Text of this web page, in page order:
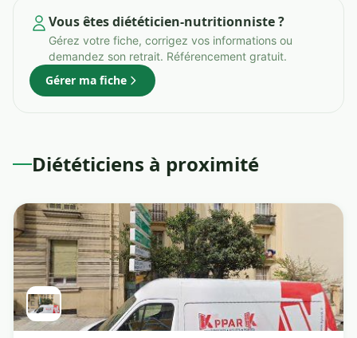
Vous êtes diététicien-nutritionniste ?
Gérez votre fiche, corrigez vos informations ou
demandez son retrait. Référencement gratuit.
Gérer ma fiche
Diététiciens à proximité